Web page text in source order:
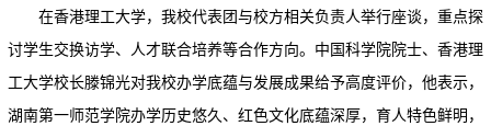
在香港理工大学，我校代表团与校方相关负责人举行座谈，重点探
讨学生交换访学、人才联合培养等合作方向。中国科学院院士、香港理
工大学校长滕锦光对我校办学底蕴与发展成果给予高度评价，他表示，
湖南第一师范学院办学历史悠久、红色文化底蕴深厚，育人特色鲜明，